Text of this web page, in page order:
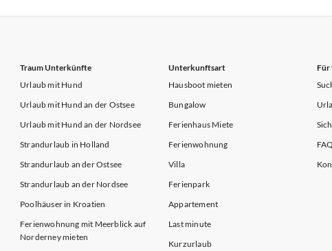
Traum Unterkünfte
Urlaub mit Hund
Urlaub mit Hund an der Ostsee
Urlaub mit Hund an der Nordsee
Strandurlaub in Holland
Strandurlaub an der Ostsee
Strandurlaub an der Nordsee
Poolhäuser in Kroatien
Ferienwohnung mit Meerblick auf
Norderney mieten
Unterkunftsart
Hausboot mieten
Bungalow
Ferienhaus Miete
Ferienwohnung
Villa
Ferienpark
Appartement
Last minute
Kurzurlaub
Für
FAQ